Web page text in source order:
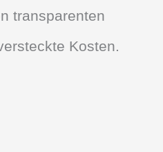
transparenten
Kosten.